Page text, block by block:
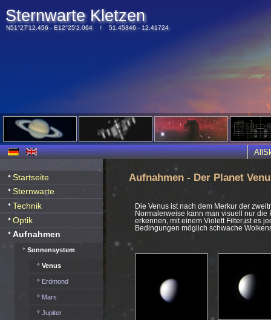
Sternwarte Kletzen
N51°27'12.456 - E12°25'2.064 / 51.45346 - 12.41724
Startseite
Sternwarte
Technik
Optik
Aufnahmen
Sonnensystem
Venus
Erdmond
Mars
Jupiter
Aufnahmen - Der Planet
Die Venus ist nach dem Merkur der
Normalerweise kann man visuell nur die
erkennen, mit einem Violett Filter ist es
Bedingungen möglich schwache